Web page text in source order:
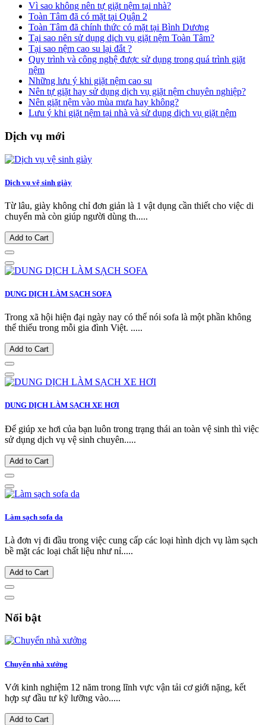
Vì sao không nên tự giặt nệm tại nhà?
Toàn Tâm đã có mặt tại Quận 2
Toàn Tâm đã chính thức có mặt tại Bình Dương
Tại sao nên sử dụng dịch vụ giặt nệm Toàn Tâm?
Tại sao nệm cao su lại đắt ?
Quy trình và công nghệ được sử dụng trong quá trình giặt
nệm
Những lưu ý khi giặt nệm cao su
Nên tự giặt hay sử dụng dịch vụ giặt nệm chuyên nghiệp?
Nên giặt nệm vào mùa mưa hay không?
Lưu ý khi giặt nệm tại nhà và sử dụng dịch vụ giặt nệm
Dịch vụ mới
Dịch vụ vệ sinh giày
Từ lâu, giày không chỉ đơn giản là 1 vật dụng cần thiết cho việc di
chuyển mà còn giúp người dùng th.....
Add to Cart
DUNG DỊCH LÀM SẠCH SOFA
Trong xã hội hiện đại ngày nay có thể nói sofa là một phần không
thể thiếu trong mỗi gia đình Việt. .....
Add to Cart
DUNG DỊCH LÀM SẠCH XE HƠI
Để giúp xe hơi của bạn luôn trong trạng thái an toàn vệ sinh thì việc
sử dụng dịch vụ vệ sinh chuyên.....
Add to Cart
Làm sạch sofa da
Là đơn vị đi đầu trong việc cung cấp các loại hình dịch vụ làm sạch
bề mặt các loại chất liệu như nỉ.....
Add to Cart
Nổi bật
Chuyển nhà xưởng
Với kinh nghiệm 12 năm trong lĩnh vực vận tải cơ giới nặng, kết
hợp sự đầu tư kỹ lưỡng vào.....
Add to Cart